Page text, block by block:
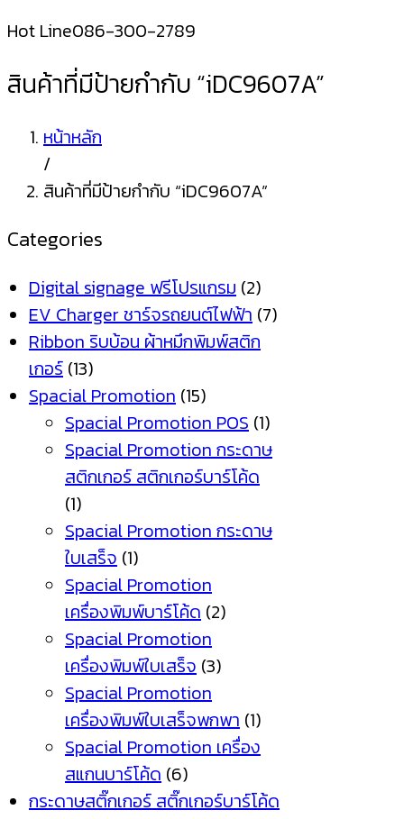
Hot Line086-300-2789
สินค้าที่มีป้ายกำกับ “iDC9607A”
หน้าหลัก
/
สินค้าที่มีป้ายกำกับ “iDC9607A”
Categories
Digital signage ฟรีโปรแกรม (2)
EV Charger ชาร์จรถยนต์ไฟฟ้า (7)
Ribbon ริบบ้อน ผ้าหมึกพิมพ์สติก
เกอร์ (13)
Spacial Promotion (15)
Spacial Promotion POS (1)
Spacial Promotion กระดาษ
สติกเกอร์ สติกเกอร์บาร์โค้ด
(1)
Spacial Promotion กระดาษ
ใบเสร็จ (1)
Spacial Promotion
เครื่องพิมพ์บาร์โค้ด (2)
Spacial Promotion
เครื่องพิมพ์ใบเสร็จ (3)
Spacial Promotion
เครื่องพิมพ์ใบเสร็จพกพา (1)
Spacial Promotion เครื่อง
สแกนบาร์โค้ด (6)
กระดาษสติ๊กเกอร์ สติ๊กเกอร์บาร์โค้ด